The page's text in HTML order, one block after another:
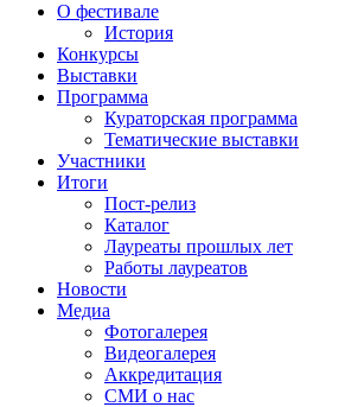
О фестивале
История
Конкурсы
Выставки
Программа
Кураторская программа
Тематические выставки
Участники
Итоги
Пост-релиз
Каталог
Лауреаты прошлых лет
Работы лауреатов
Новости
Медиа
Фотогалерея
Видеогалерея
Аккредитация
СМИ о нас